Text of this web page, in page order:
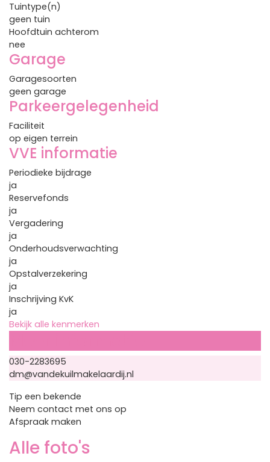
Tuintype(n)
geen tuin
Hoofdtuin achterom
nee
Garage
Garagesoorten
geen garage
Parkeergelegenheid
Faciliteit
op eigen terrein
VVE informatie
Periodieke bijdrage
ja
Reservefonds
ja
Vergadering
ja
Onderhoudsverwachting
ja
Opstalverzekering
ja
Inschrijving KvK
ja
Bekijk alle kenmerken
030-2283695
dm@vandekuilmakelaardij.nl
Tip een bekende
Neem contact met ons op
Afspraak maken
Alle foto's